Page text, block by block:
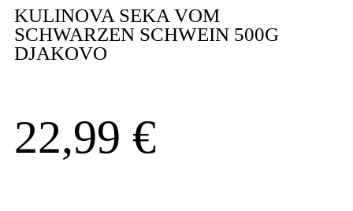
KULINOVA SEKA VOM
SCHWARZEN SCHWEIN 500G
DJAKOVO
22,99 €